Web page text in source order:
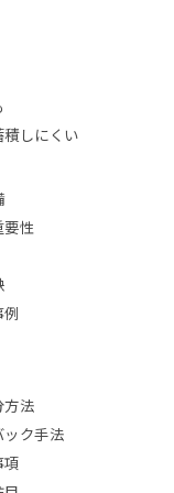
しにくい
要性
方法
ック手法
項